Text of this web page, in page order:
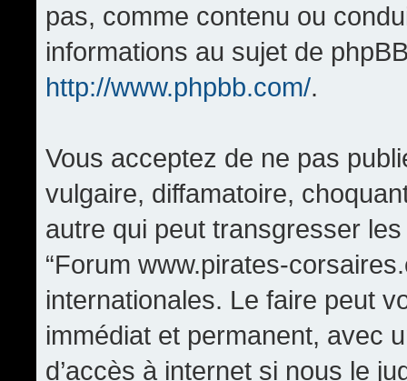
pas, comme contenu ou
informations au sujet de
http://www.phpbb.com/.
Vous acceptez de ne pas
vulgaire, diffamatoire,
autre qui peut transgresser
“Forum www.pirates-
internationales. Le faire peut
immédiat et permanent, avec
d’accès à internet si nous le